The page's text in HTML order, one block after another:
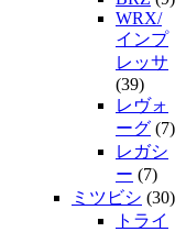
WRX/
インプ
レッサ
(39)
レヴォ
ーグ (7)
レガシ
ー (7)
ミツビシ (30)
トライ